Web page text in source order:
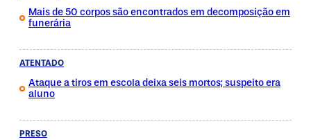
Mais de 50 corpos são encontrados em decomposição em
funerária
ATENTADO
Ataque a tiros em escola deixa seis mortos; suspeito era
aluno
PRESO